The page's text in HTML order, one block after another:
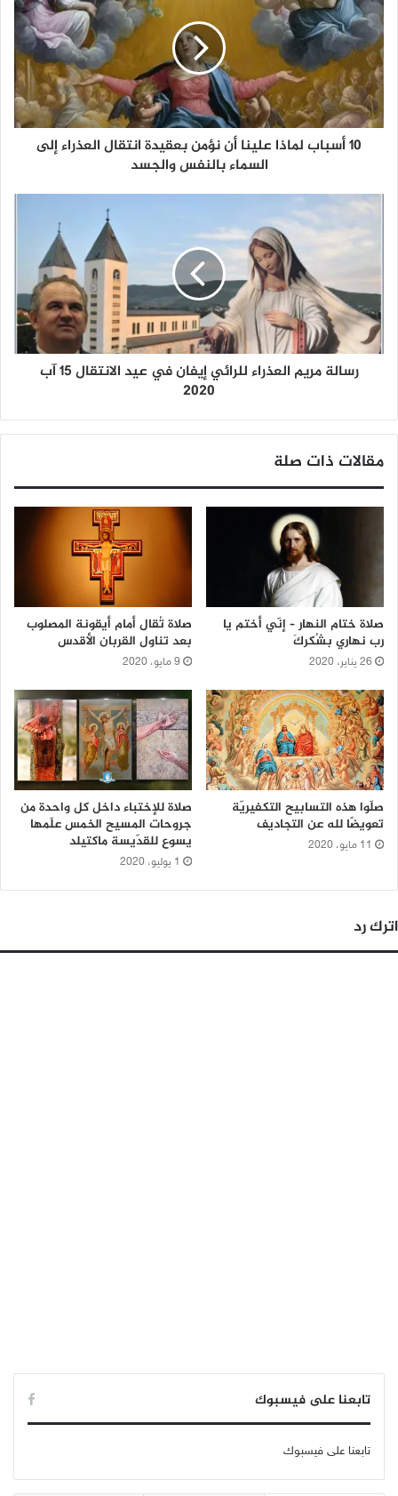
10 أسباب لماذا علينا أن نؤمن بعقيدة انتقال العذراء إلى
السماء بالنفس والجسد
رسالة مريم العذراء للرائي إيفان في عيد الانتقال 15 آب
2020
مقالات ذات صلة
صلاة ختام النهار – إنّي أختم يا
رب نهاري بشُكركَ
26 يناير، 2020
صلاة تُقال أمام أيقونة المصلوب
بعد تناول القربان الأقدس
9 مايو، 2020
صلّوا هذه التسابيح التكفيريّة
تعويضًا لله عن التجاديف
11 مايو، 2020
صلاة للإختباء داخل كل واحدة من
جروحات المسيح الخمس علّمها
يسوع للقدّيسة ماكتيلد
1 يوليو، 2020
اترك رد
تابعنا على فيسبوك
تابعنا على فيسبوك